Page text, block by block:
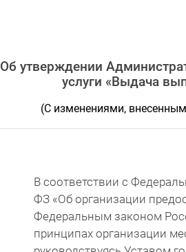
Об утверждении
услуги «Выдача
(С изменениями,
В соответствии с
ФЗ «Об организации
Федеральным законом
принципах организации